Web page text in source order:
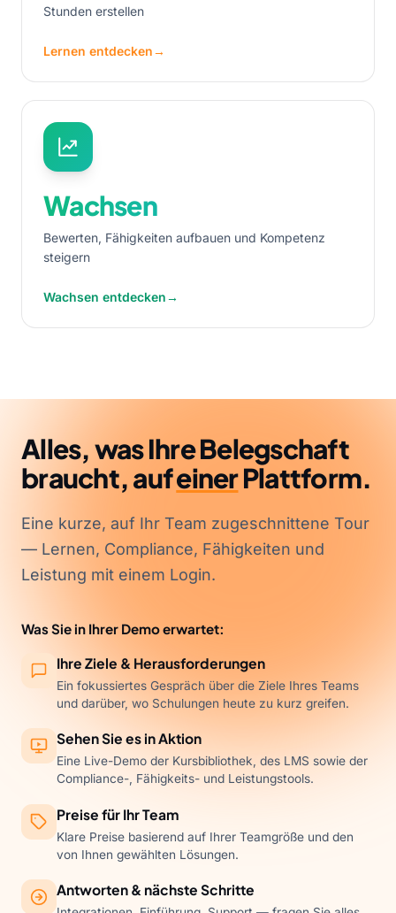
Stunden erstellen
Lernen entdecken→
Wachsen
Bewerten, Fähigkeiten aufbauen und Kompetenz
steigern
Wachsen entdecken→
Alles, was Ihre Belegschaft
braucht, aufeinerPlattform.
Eine kurze, auf Ihr Team zugeschnittene Tour
— Lernen, Compliance, Fähigkeiten und
Leistung mit einem Login.
Was Sie in Ihrer Demo erwartet:
Ihre Ziele & Herausforderungen
Ein fokussiertes Gespräch über die Ziele Ihres Teams
und darüber, wo Schulungen heute zu kurz greifen.
Sehen Sie es in Aktion
Eine Live-Demo der Kursbibliothek, des LMS sowie der
Compliance-, Fähigkeits- und Leistungstools.
Preise für Ihr Team
Klare Preise basierend auf Ihrer Teamgröße und den
von Ihnen gewählten Lösungen.
Antworten & nächste Schritte